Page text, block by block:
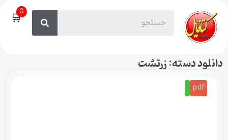
🛒0
دانلود دسته: زرتشت
pdf